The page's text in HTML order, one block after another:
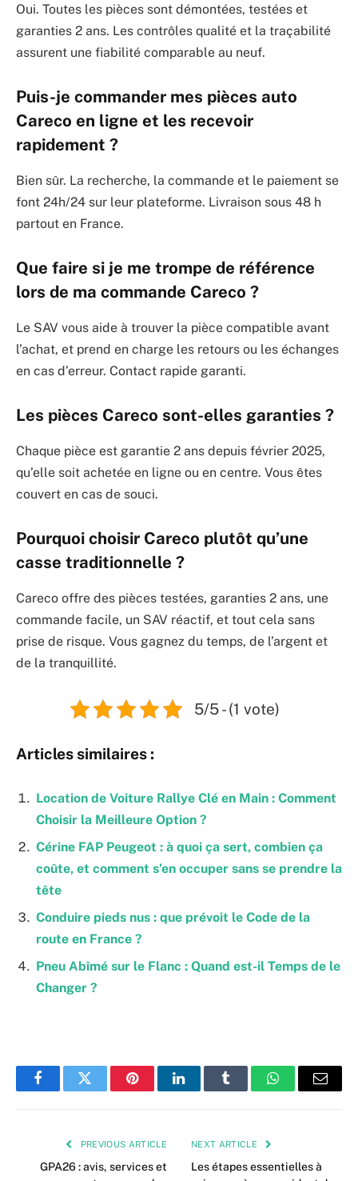
Oui. Toutes les pièces sont démontées, testées et
garanties 2 ans. Les contrôles qualité et la traçabilité
assurent une fiabilité comparable au neuf.
Puis-je commander mes pièces auto
Careco en ligne et les recevoir
rapidement ?
Bien sûr. La recherche, la commande et le paiement se
font 24h/24 sur leur plateforme. Livraison sous 48 h
partout en France.
Que faire si je me trompe de référence
lors de ma commande Careco ?
Le SAV vous aide à trouver la pièce compatible avant
l’achat, et prend en charge les retours ou les échanges
en cas d’erreur. Contact rapide garanti.
Les pièces Careco sont-elles garanties ?
Chaque pièce est garantie 2 ans depuis février 2025,
qu’elle soit achetée en ligne ou en centre. Vous êtes
couvert en cas de souci.
Pourquoi choisir Careco plutôt qu’une
casse traditionnelle ?
Careco offre des pièces testées, garanties 2 ans, une
commande facile, un SAV réactif, et tout cela sans
prise de risque. Vous gagnez du temps, de l’argent et
de la tranquillité.
5/5 - (1 vote)
Articles similaires :
Location de Voiture Rallye Clé en Main : Comment
Choisir la Meilleure Option ?
Cérine FAP Peugeot : à quoi ça sert, combien ça
coûte, et comment s’en occuper sans se prendre la
tête
Conduire pieds nus : que prévoit le Code de la
route en France ?
Pneu Abîmé sur le Flanc : Quand est-il Temps de le
Changer ?
FacebookTwitter PinterestLinkedInTumblr WhatsAppEmail
PREVIOUS ARTICLE
GPA26 : avis, services et
NEXT ARTICLE
Les étapes essentielles à